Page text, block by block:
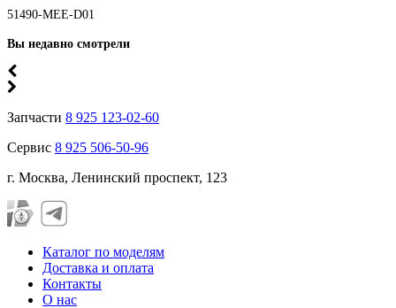
51490-MEE-D01
Вы недавно смотрели
Запчасти 8 925 123-02-60
Сервис 8 925 506-50-96
г. Москва, Ленинский проспект, 123
Каталог по моделям
Доставка и оплата
Контакты
О нас